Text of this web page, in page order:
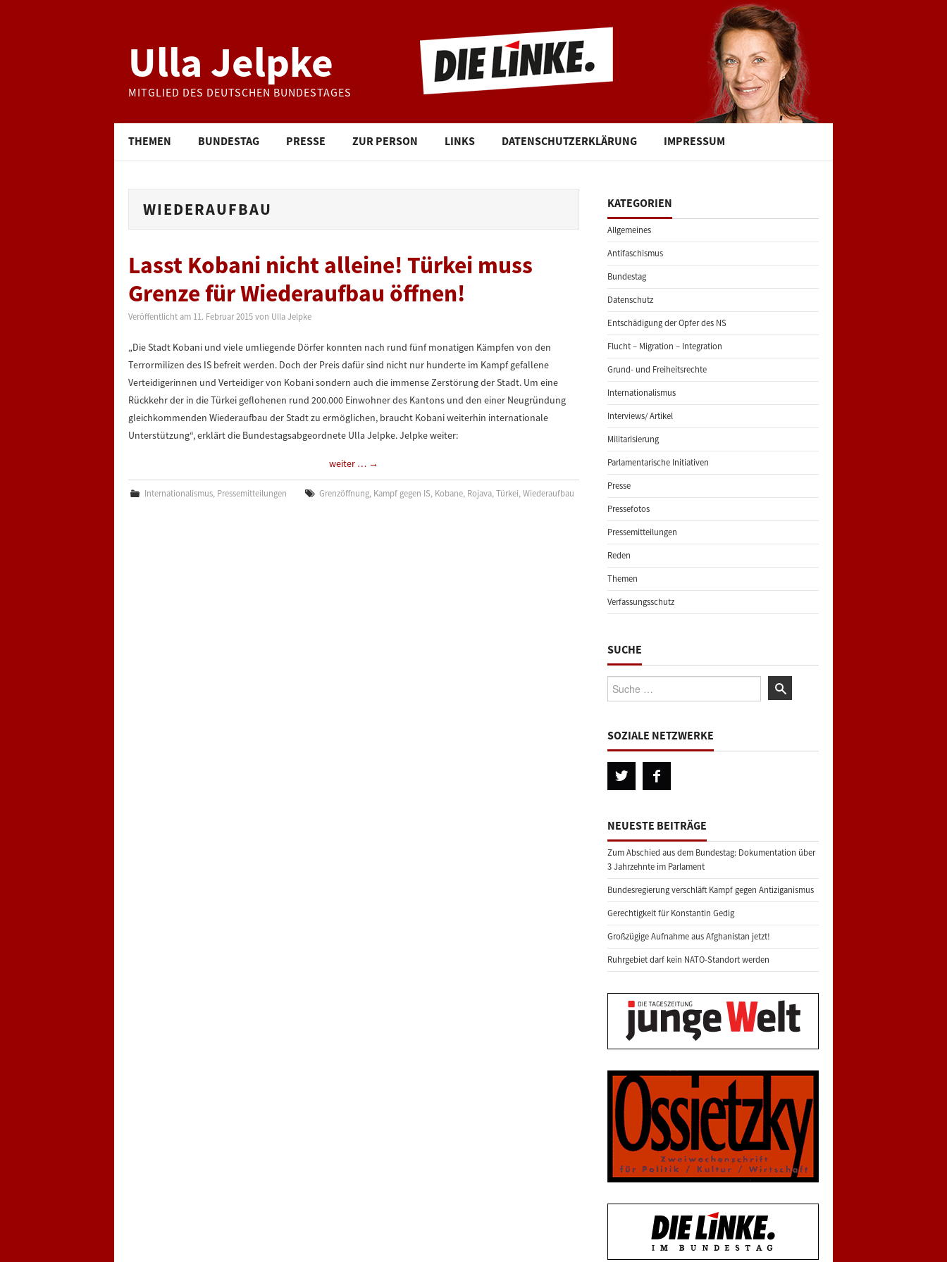
Ulla Jelpke
MITGLIED DES DEUTSCHEN BUNDESTAGES
THEMEN BUNDESTAG PRESSE ZUR PERSON LINKS DATENSCHUTZERKLÄRUNG IMPRESSUM
WIEDERAUFBAU
Lasst Kobani nicht alleine! Türkei muss
Grenze für Wiederaufbau öffnen!
Veröffentlicht am 11. Februar 2015 von Ulla Jelpke
„Die Stadt Kobani und viele umliegende Dörfer konnten nach rund fünf monatigen Kämpfen von den
Terrormilizen des IS befreit werden. Doch der Preis dafür sind nicht nur hunderte im Kampf gefallene
Verteidigerinnen und Verteidiger von Kobani sondern auch die immense Zerstörung der Stadt. Um eine
Rückkehr der in die Türkei geflohenen rund 200.000 Einwohner des Kantons und den einer Neugründung
gleichkommenden Wiederaufbau der Stadt zu ermöglichen, braucht Kobani weiterhin internationale
Unterstützung“, erklärt die Bundestagsabgeordnete Ulla Jelpke. Jelpke weiter:
weiter … →
Internationalismus, Pressemitteilungen Grenzöffnung, Kampf gegen IS, Kobane, Rojava,Türkei,Wiederaufbau
KATEGORIEN
Allgemeines
Antifaschismus
Bundestag
Datenschutz
Entschädigung der Opfer des NS
Flucht – Migration – Integration
Grund- und Freiheitsrechte
Internationalismus
Interviews/ Artikel
Militarisierung
Parlamentarische Initiativen
Presse
Pressefotos
Pressemitteilungen
Reden
Themen
Verfassungsschutz
SUCHE
Suche:
SOZIALE NETZWERKE
NEUESTE BEITRÄGE
Zum Abschied aus dem Bundestag: Dokumentation über
3 Jahrzehnte im Parlament
Bundesregierung verschläft Kampf gegen Antiziganismus
Gerechtigkeit für Konstantin Gedig
Großzügige Aufnahme aus Afghanistan jetzt!
Ruhrgebiet darf kein NATO-Standort werden